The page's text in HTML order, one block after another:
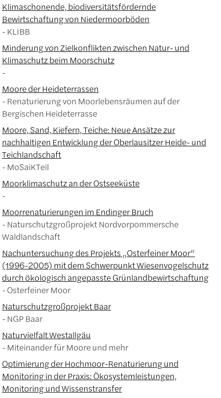
Klimaschonende, biodiversitätsfördernde
Bewirtschaftung von Niedermoorböden
KLIBB
Minderung von Zielkonflikten zwischen Natur- und
Klimaschutz beim Moorschutz
Moore der Heideterrassen
Renaturierung von Moorlebensräumen auf der
Bergischen Heideterrasse
Moore, Sand, Kiefern, Teiche: Neue Ansätze zur
nachhaltigen Entwicklung der Oberlausitzer Heide- und
Teichlandschaft
MoSaiKTeil
Moorklimaschutz an der Ostseeküste
Moorrenaturierungen im Endinger Bruch
Naturschutzgroßprojekt Nordvorpommersche
Waldlandschaft
Nachuntersuchung des Projekts „Osterfeiner Moor“
(1996-2005) mit dem Schwerpunkt Wiesenvogelschutz
durch ökologisch angepasste Grünlandbewirtschaftung
Osterfeiner Moor
Naturschutzgroßprojekt Baar
NGP Baar
Naturvielfalt Westallgäu
Miteinander für Moore und mehr
Optimierung der Hochmoor-Renaturierung und
Monitoring in der Praxis: Ökosystemleistungen,
Monitoring und Wissenstransfer